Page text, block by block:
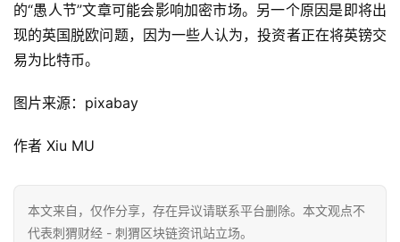
的“愚人节”文章可能会影响加密市场。另一个原因是即将出
现的英国脱欧问题，因为一些人认为，投资者正在将英镑交
易为比特币。
图片来源：pixabay
作者 Xiu MU
本文来自 ，仅作分享，存在异议请联系平台删除。本文观点不
代表刺猬财经 - 刺猬区块链资讯站立场。